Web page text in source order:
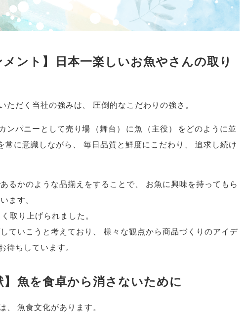
ント 】 日本一楽しいお魚やさんの取り
ただく当社の強みは、 圧倒的なこだわりの強さ 。
ンパニーとして売り場 （舞台 ） に魚 （主役）
をどのように並
常に意識しながら 、 毎日品質と鮮度にこだわり 、
追求し続け
るかのような品揃えをすることで、
お魚に興味を持ってもら
ます。
取り上げられました。
ていこうと考えており 、
様々な観点から商品づくりのアイデ
待ちしています。
】 魚を食卓から消さないために
、 魚食文化があります。